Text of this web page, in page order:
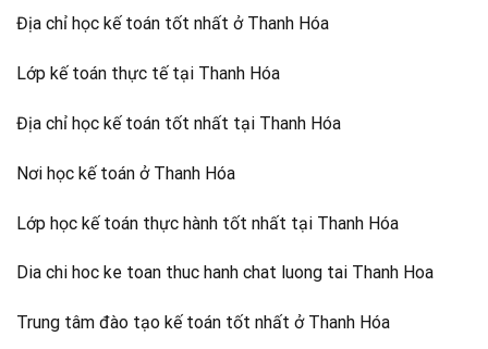
Địa chỉ học kế toán tốt nhất ở Thanh Hóa
Lớp kế toán thực tế tại Thanh Hóa
Địa chỉ học kế toán tốt nhất tại Thanh Hóa
Nơi học kế toán ở Thanh Hóa
Lớp học kế toán thực hành tốt nhất tại Thanh Hóa
Dia chi hoc ke toan thuc hanh chat luong tai Thanh Hoa
Trung tâm đào tạo kế toán tốt nhất ở Thanh Hóa